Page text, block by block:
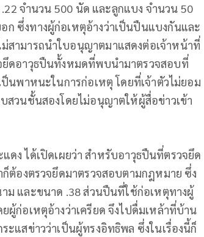
จำนวน 500 นัด และลูกแบง จำนวน 50
ซึ่งทางผู้ก่อเหตุอ้างว่าเป็นปืนแบงกันและ
สามารถนำใบอนุญาตมาแสดงต่อเจ้าหน้าที่
ยึดอาวุธปืนทั้งหมดที่พบนำมาตรวจสอบที่
นพาหนะในการก่อเหตุ โดยที่เจ้าตัวไม่ยอม
สวนชั้นสองโดยไม่อนุญาตให้ผู้สื่อข่าวเข้า
ดง ได้เปิดเผยว่า สำหรับอาวุธปืนที่ตรวจยึด
ต้องตรวจยึดมาตรวจสอบตามกฎหมาย ซึ่ง
และขนาด .38 ส่วนปืนที่ใช้ก่อเหตุทางผู้
ก่อเหตุอ้างว่าเครียด จึงไปดื่มเหล้าที่บ้าน
แสข่าวว่าเป็นผู้ทรงอิทธิพล ซึ่งในเรื่องนี้ก็